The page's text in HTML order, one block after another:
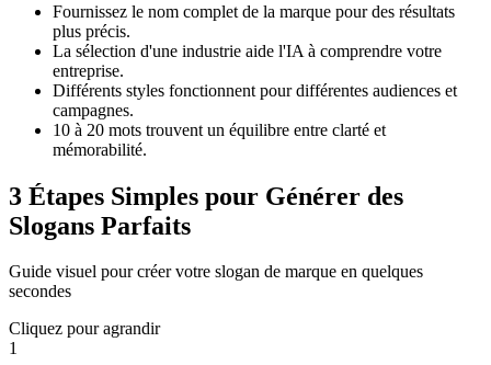
Fournissez le nom complet de la marque pour des résultats
plus précis.
La sélection d'une industrie aide l'IA à comprendre votre
entreprise.
Différents styles fonctionnent pour différentes audiences et
campagnes.
10 à 20 mots trouvent un équilibre entre clarté et
mémorabilité.
3 Étapes Simples pour Générer des
Slogans Parfaits
Guide visuel pour créer votre slogan de marque en quelques
secondes
Cliquez pour agrandir
1